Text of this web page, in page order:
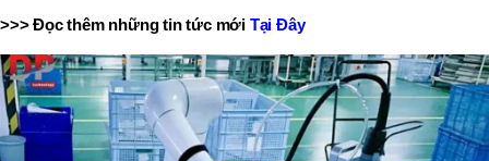
>>> Đọc thêm những tin tức mới Tại Đây